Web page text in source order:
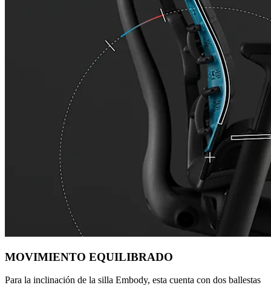
MOVIMIENTO EQUILIBRADO
Para la inclinación de la silla Embody, esta cuenta con dos ballestas